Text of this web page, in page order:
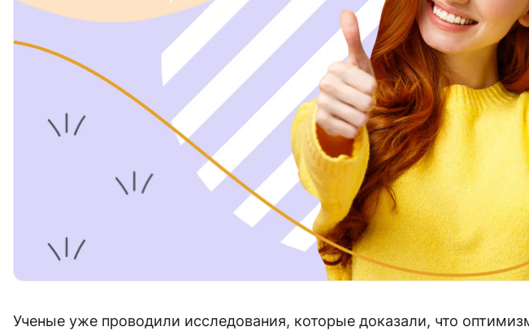
Ученые уже проводили исследования, которые доказали, что